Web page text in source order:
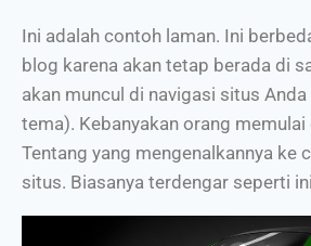
Ini adalah contoh laman. Ini
blog karena akan tetap berada di
akan muncul di navigasi situs
tema). Kebanyakan orang memulai
Tentang yang mengenalkannya ke
situs. Biasanya terdengar seperti